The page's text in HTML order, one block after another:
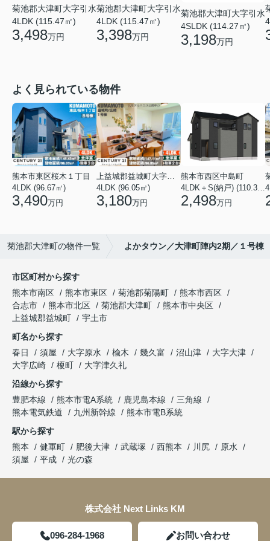
菊池郡大津町大字引水
4LDK (115.47㎡)
3,498万円
菊池郡大津町大字引水
4LDK (115.47㎡)
3,398万円
菊池郡大津町大字引水
4SLDK (114.27㎡)
3,198万円
よく見られている物件
熊本市東区桜木１丁目
4LDK (96.67㎡)
3,490万円
4LDK (96.05㎡)
3,180万円
熊本市西区中島町
2,498万円
菊池郡大津町の物件一覧 よかタウン／大津町陣内2期／１号棟
市区町村から探す
熊本市南区
熊本市東区 菊池郡菊陽町
熊本市西区
合志市
熊本市北区 菊池郡大津町
熊本市中央区
上益城郡益城町
宇土市
町名から探す
春日
須屋 大字原水 楡木 幾久富 沼山津
大字大津
大字広崎
榎町
大字津久礼
沿線から探す
豊肥本線
熊本市電A系統 鹿児島本線
三角線
熊本電気鉄道
九州新幹線
熊本市電B系統
駅から探す
熊本
健軍町 肥後大津 武蔵塚 西熊本 川尻
原水
須屋
平成 光の森
株式会社 Next Links KM
096-284-1968 お問い合わせ